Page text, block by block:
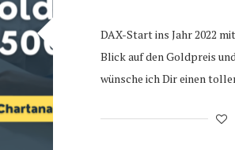
DAX-Start ins Jahr 2022
Blick auf den Goldpreis
wünsche ich Dir einen